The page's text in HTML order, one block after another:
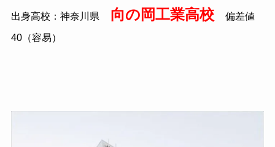
出身高校：神奈川県 向の岡工業高校 偏差値
40（容易）